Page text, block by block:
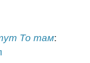
То там: